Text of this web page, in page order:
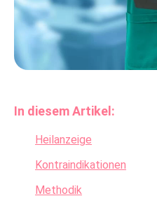
In diesem Artikel:
Heilanzeige
Kontraindikationen
Methodik